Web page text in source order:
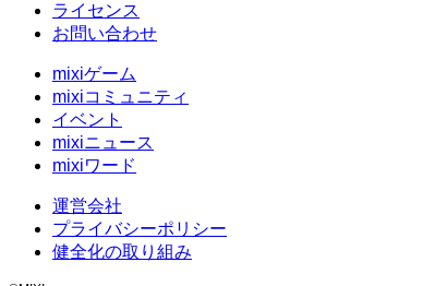
ライセンス
お問い合わせ
mixiゲーム
mixiコミュニティ
イベント
mixiニュース
mixiワード
運営会社
プライバシーポリシー
健全化の取り組み